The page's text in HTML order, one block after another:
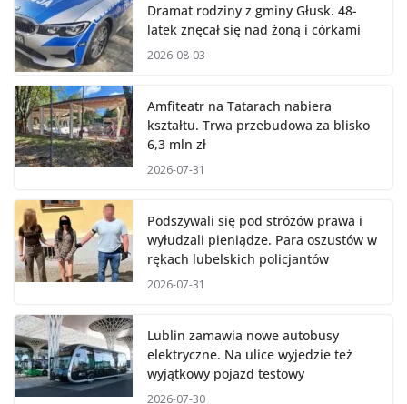
Dramat rodziny z gminy Głusk. 48-
latek znęcał się nad żoną i córkami
2026-08-03
Amfiteatr na Tatarach nabiera
kształtu. Trwa przebudowa za blisko
6,3 mln zł
2026-07-31
Podszywali się pod stróżów prawa i
wyłudzali pieniądze. Para oszustów w
rękach lubelskich policjantów
2026-07-31
Lublin zamawia nowe autobusy
elektryczne. Na ulice wyjedzie też
wyjątkowy pojazd testowy
2026-07-30